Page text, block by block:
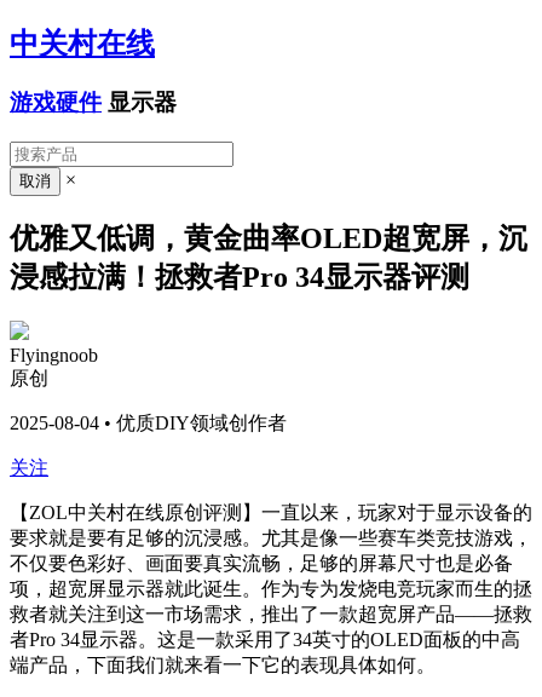
中关村在线
游戏硬件 显示器
×
优雅又低调，黄金曲率OLED超宽屏，沉
浸感拉满！拯救者Pro 34显示器评测
Flyingnoob
原创
2025-08-04 • 优质DIY领域创作者
关注
【ZOL中关村在线原创评测】 一直以来，玩家对于显示设备的
要求就是要有足够的沉浸感。尤其是像一些赛车类竞技游戏，
不仅要色彩好、画面要真实流畅，足够的屏幕尺寸也是必备
项，超宽屏显示器就此诞生。作为专为发烧电竞玩家而生的拯
救者就关注到这一市场需求，推出了一款超宽屏产品——拯救
者Pro 34显示器。这是一款采用了34英寸的OLED面板的中高
端产品，下面我们就来看一下它的表现具体如何。